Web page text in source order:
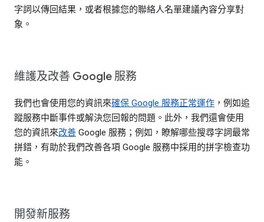
字詞以傳回結果，或者根據您的聯絡人名單建議內容分享對
象。
維護及改善 Google 服務
我們也會使用您的資訊來確保 Google 服務正常運作 ，例如追
蹤服務中斷事件或解決您回報的問題。此外，我們還會使用
您的資訊來改善 Google 服務；例如，瞭解哪些搜尋字詞最常
拼錯，有助於我們改善各項 Google 服務中採用的拼字檢查功
能。
開發新服務